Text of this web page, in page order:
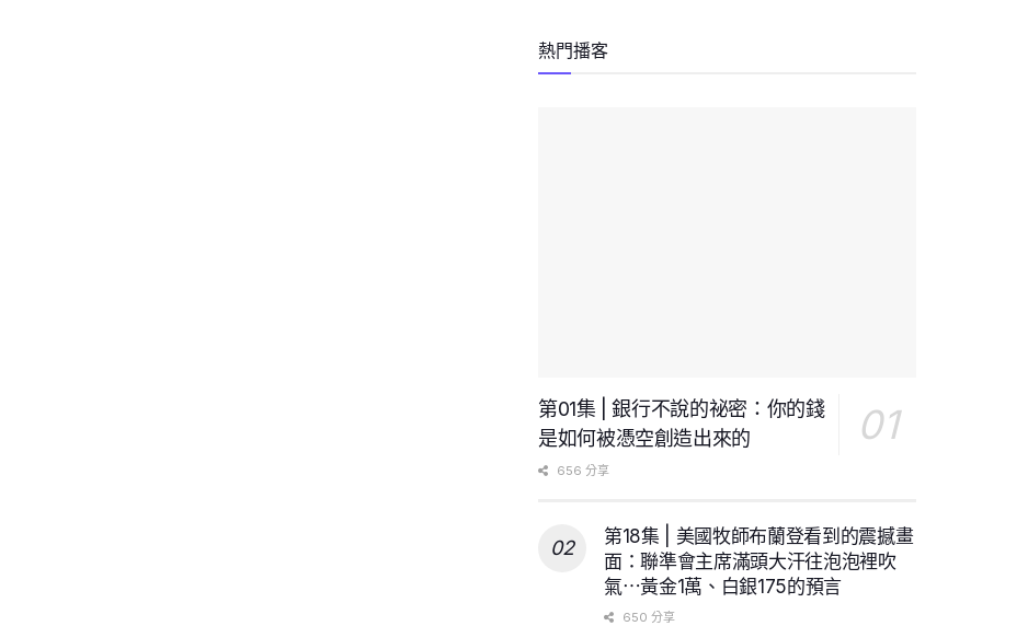
熱門播客
第01集 | 銀行不說的祕密：你的錢
是如何被憑空創造出來的
656 分享
第18集 | 美國牧師布蘭登看到的震撼畫
面：聯準會主席滿頭大汗往泡泡裡吹
氣⋯黃金1萬、白銀175的預言
650 分享